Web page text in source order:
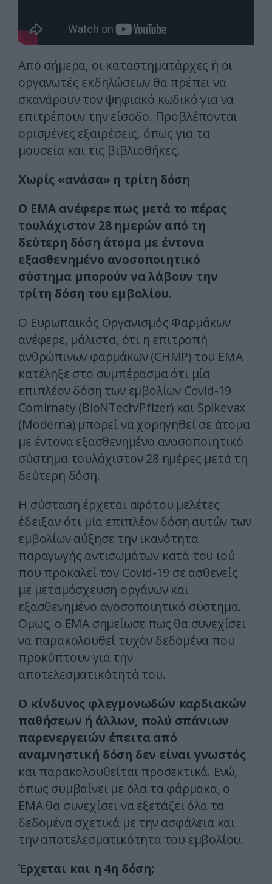
Από σήμερα, οι καταστηματάρχες ή οι
οργανωτές εκδηλώσεων θα πρέπει να
σκανάρουν τον ψηφιακό κωδικό για να
επιτρέπουν την είσοδο. Προβλέπονται
ορισμένες εξαιρέσεις, όπως για τα
μουσεία και τις βιβλιοθήκες.
Χωρίς «ανάσα» η τρίτη δόση
Ο EMA ανέφερε πως μετά το πέρας
τουλάχιστον 28 ημερών από τη
δεύτερη δόση άτομα με έντονα
εξασθενημένο ανοσοποιητικό
σύστημα μπορούν να λάβουν την
τρίτη δόση του εμβολίου.
Ο Ευρωπαϊκός Οργανισμός Φαρμάκων
ανέφερε, μάλιστα, ότι η επιτροπή
ανθρώπινων φαρμάκων (CHMP) του EMA
κατέληξε στο συμπέρασμα ότι μία
επιπλέον δόση των εμβολίων Covid-19
Comirnaty (BioNTech/Pfizer) και Spikevax
(Moderna) μπορεί να χορηγηθεί σε άτομα
με έντονα εξασθενημένο ανοσοποιητικό
σύστημα τουλάχιστον 28 ημέρες μετά τη
δεύτερη δόση.
Η σύσταση έρχεται αφότου μελέτες
έδειξαν ότι μία επιπλέον δόση αυτών των
εμβολίων αύξησε την ικανότητα
παραγωγής αντισωμάτων κατά του ιού
που προκαλεί τον Covid-19 σε ασθενείς
με μεταμόσχευση οργάνων και
εξασθενημένο ανοσοποιητικό σύστημα.
Ομως, ο EMA σημείωσε πως θα συνεχίσει
να παρακολουθεί τυχόν δεδομένα που
προκύπτουν για την
αποτελεσματικότητά του.
Ο κίνδυνος φλεγμονωδών καρδιακών
παθήσεων ή άλλων, πολύ σπάνιων
παρενεργειών έπειτα από
αναμνηστική δόση δεν είναι γνωστός
και παρακολουθείται προσεκτικά. Ενώ,
όπως συμβαίνει με όλα τα φάρμακα, ο
EMA θα συνεχίσει να εξετάζει όλα τα
δεδομένα σχετικά με την ασφάλεια και
την αποτελεσματικότητα του εμβολίου.
Έρχεται και η 4η δόση;